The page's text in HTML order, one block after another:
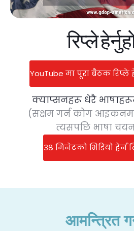
रिप्ले
YouTube मा पूरा बैठक रिप्ले
क्याप्सनहरू धेरै
(सक्षम गर्न कोग
त्यसपछि भाषा
३८ मिनेटको भिडियो हेर्न
आमन्त्रित